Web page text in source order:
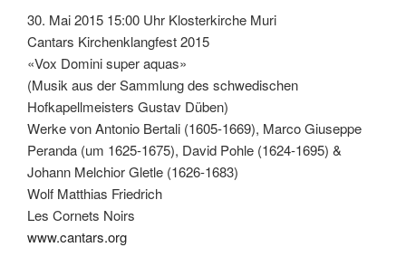
30. Mai 2015 15:00 Uhr Klosterkirche Muri
Cantars Kirchenklangfest 2015
«Vox Domini super aquas»
(Musik aus der Sammlung des schwedischen
Hofkapellmeisters Gustav Düben)
Werke von Antonio Bertali (1605-1669), Marco Giuseppe
Peranda (um 1625-1675), David Pohle (1624-1695) &
Johann Melchior Gletle (1626-1683)
Wolf Matthias Friedrich
Les Cornets Noirs
www.cantars.org